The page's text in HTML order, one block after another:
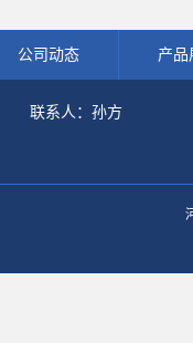
公司动态 产品
联系人：孙方